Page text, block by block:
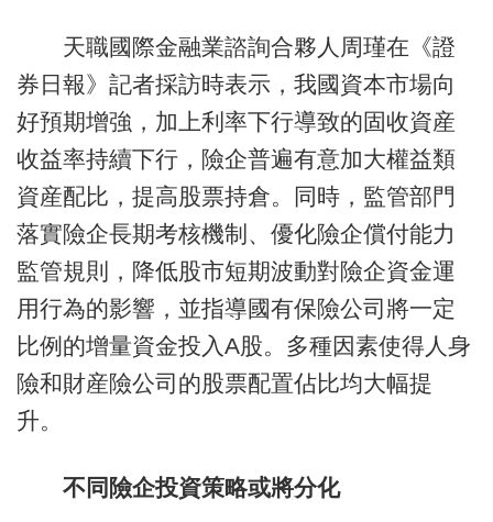
天職國際金融業諮詢合夥人周瑾在《證
券日報》記者採訪時表示，我國資本市場向
好預期增強，加上利率下行導致的固收資産
收益率持續下行，險企普遍有意加大權益類
資産配比，提高股票持倉。同時，監管部門
落實險企長期考核機制、優化險企償付能力
監管規則，降低股市短期波動對險企資金運
用行為的影響，並指導國有保險公司將一定
比例的增量資金投入A股。多種因素使得人身
險和財産險公司的股票配置佔比均大幅提
升。
不同險企投資策略或將分化